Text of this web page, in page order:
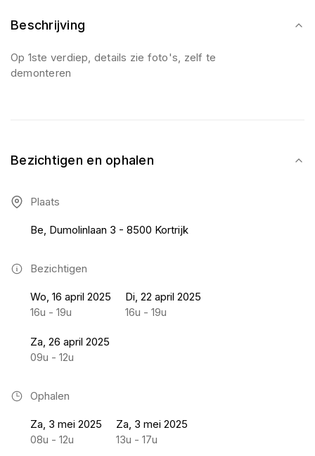
Beschrijving
Op 1ste verdiep, details zie foto's, zelf te
demonteren
Bezichtigen en ophalen
Plaats
Be, Dumolinlaan 3 - 8500 Kortrijk
Bezichtigen
Wo, 16 april 2025
16u - 19u
Di, 22 april 2025
16u - 19u
Za, 26 april 2025
09u - 12u
Ophalen
Za, 3 mei 2025
08u - 12u
Za, 3 mei 2025
13u - 17u